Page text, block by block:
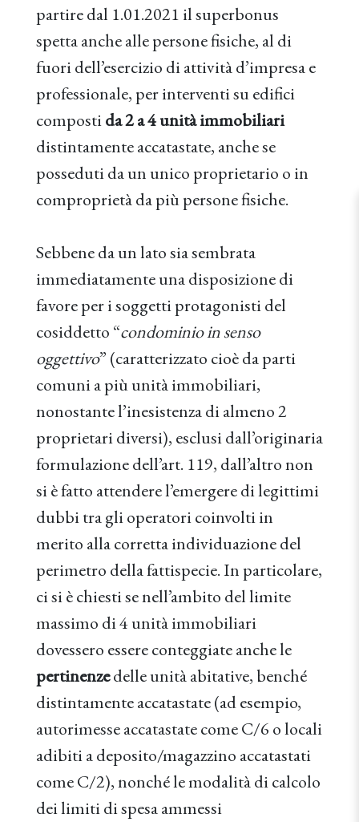
partire dal 1.01.2021 il superbonus
spetta anche alle persone fisiche, al di
fuori dell’esercizio di attività d’impresa e
professionale, per interventi su edifici
compostida 2 a 4 unità immobiliari
distintamente accatastate, anche se
posseduti da un unico proprietario o in
comproprietà da più persone fisiche.
Sebbene da un lato sia sembrata
immediatamente una disposizione di
favore per i soggetti protagonisti del
cosiddetto “condominio in senso
oggettivo” (caratterizzato cioè da parti
comuni a più unità immobiliari,
nonostante l’inesistenza di almeno 2
proprietari diversi), esclusi dall’originaria
formulazione dell’art. 119, dall’altro non
si è fatto attendere l’emergere di legittimi
dubbi tra gli operatori coinvolti in
merito alla corretta individuazione del
perimetro della fattispecie. In particolare,
ci si è chiesti se nell’ambito del limite
massimo di 4 unità immobiliari
dovessero essere conteggiate anche le
pertinenzedelle unità abitative, benché
distintamente accatastate (ad esempio,
autorimesse accatastate come C/6 o locali
adibiti a deposito/magazzino accatastati
come C/2), nonché le modalità di calcolo
dei limiti di spesa ammessi